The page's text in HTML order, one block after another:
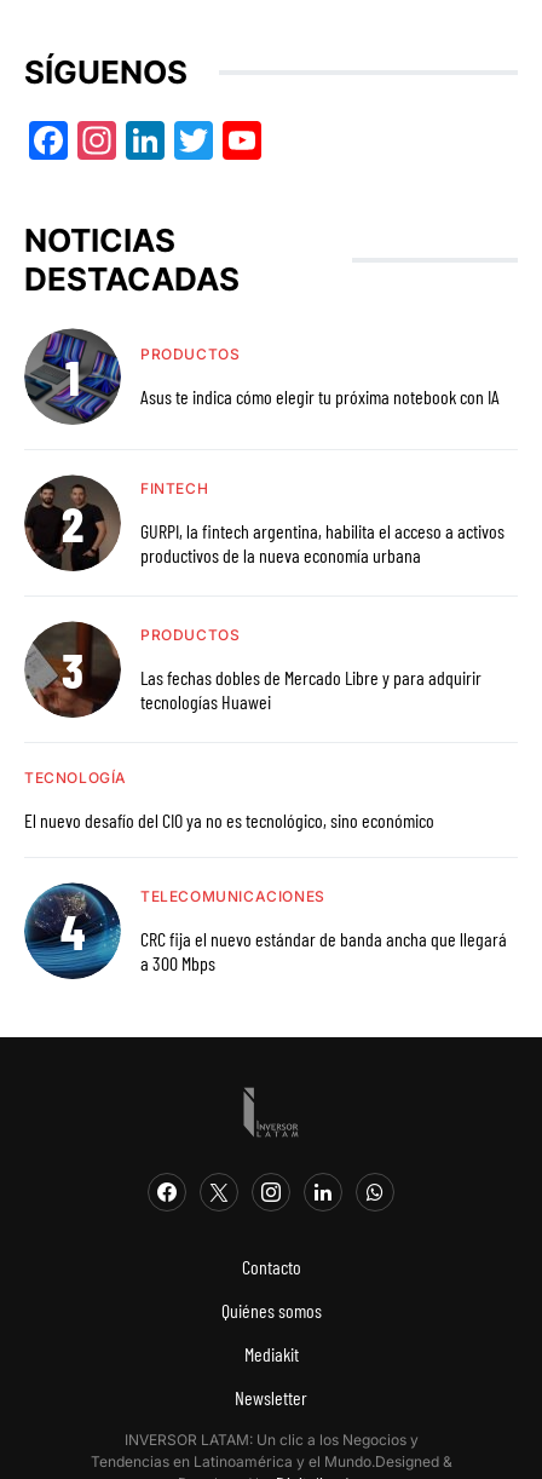
SÍGUENOS
Facebook
Instagram
LinkedIn
Twitter
NOTICIAS
DESTACADAS
PRODUCTOS
Asus te indica cómo elegir tu próxima notebook con IA
FINTECH
GURPI, la fintech argentina, habilita el acceso a activos
productivos de la nueva economía urbana
PRODUCTOS
Las fechas dobles de Mercado Libre y para adquirir
tecnologías Huawei
TECNOLOGÍA
El nuevo desafío del CIO ya no es tecnológico, sino económico
TELECOMUNICACIONES
CRC fija el nuevo estándar de banda ancha que llegará
a 300 Mbps
Contacto
Quiénes somos
Mediakit
Newsletter
INVERSOR LATAM: Un clic a los Negocios y
Tendencias en Latinoamérica y el Mundo.Designed &